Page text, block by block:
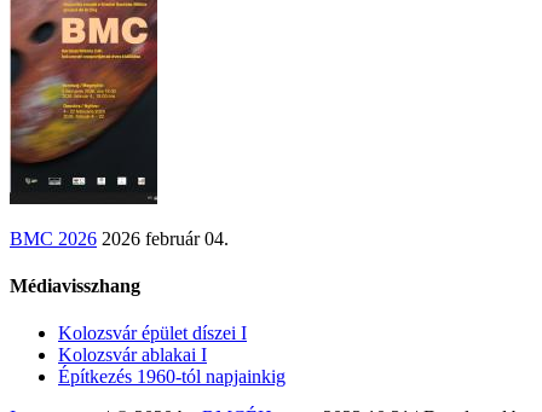
BMC 2026 2026 február 04.
Médiavisszhang
Kolozsvár épület díszei I
Kolozsvár ablakai I
Építkezés 1960-tól napjainkig